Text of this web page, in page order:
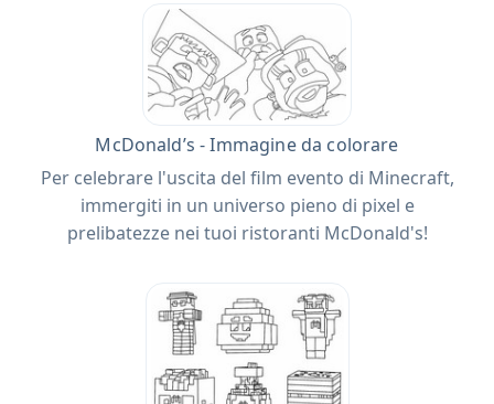
McDonald’s - Immagine da colorare
Per celebrare l'uscita del film evento di Minecraft,
immergiti in un universo pieno di pixel e
prelibatezze nei tuoi ristoranti McDonald's!